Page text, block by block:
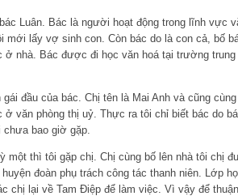
Luân. Bác là người hoạt động trong lĩnh vực
mới lấy vợ sinh con. Còn bác do là con cả, bố
ở nhà. Bác được đi học văn hoá tại trường
đầu của bác. Chị tên là Mai Anh và cũng
văn phòng thị uỷ. Thực ra tôi chỉ biết bác do
chưa bao giờ gặp.
một thì tôi gặp chị. Chị cùng bố lên nhà tôi chị
đoàn phụ trách công tác thanh niên. Lớp
chị lại về Tam Điệp để làm việc. Vì vậy để